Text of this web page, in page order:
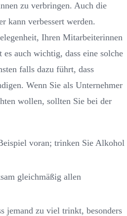
zu verbringen. Auch die
kann verbessert werden.
Ihren Mitarbeiterinnen
auch wichtig, dass eine solche
falls dazu führt, dass
Wenn Sie als Unternehmer
wollen, sollten Sie bei der
voran; trinken Sie Alkohol
gleichmäßig allen
jemand zu viel trinkt, besonders